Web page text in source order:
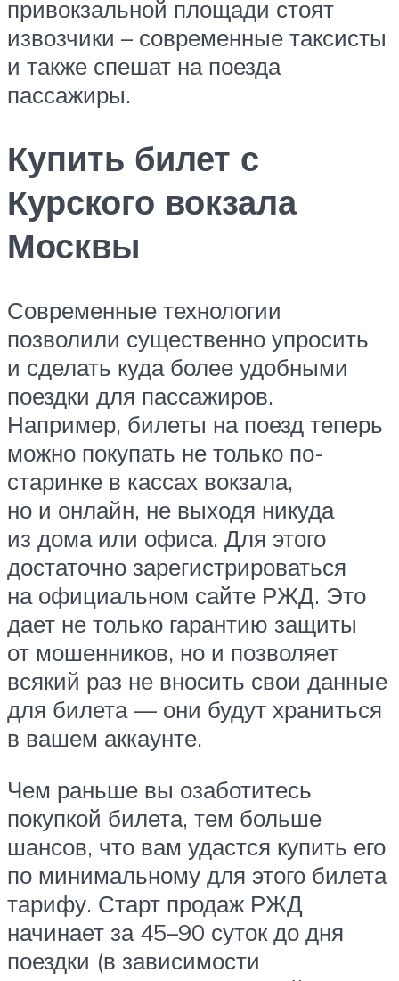
привокзальной площади стоят
извозчики – современные таксисты
и также спешат на поезда
пассажиры.
Купить билет с
Курского вокзала
Москвы
Современные технологии
позволили существенно упросить
и сделать куда более удобными
поездки для пассажиров.
Например, билеты на поезд теперь
можно покупать не только по-
старинке в кассах вокзала,
но и онлайн, не выходя никуда
из дома или офиса. Для этого
достаточно зарегистрироваться
на официальном сайте РЖД. Это
дает не только гарантию защиты
от мошенников, но и позволяет
всякий раз не вносить свои данные
для билета — они будут храниться
в вашем аккаунте.
Чем раньше вы озаботитесь
покупкой билета, тем больше
шансов, что вам удастся купить его
по минимальному для этого билета
тарифу. Старт продаж РЖД
начинает за 45–90 суток до дня
поездки (в зависимости